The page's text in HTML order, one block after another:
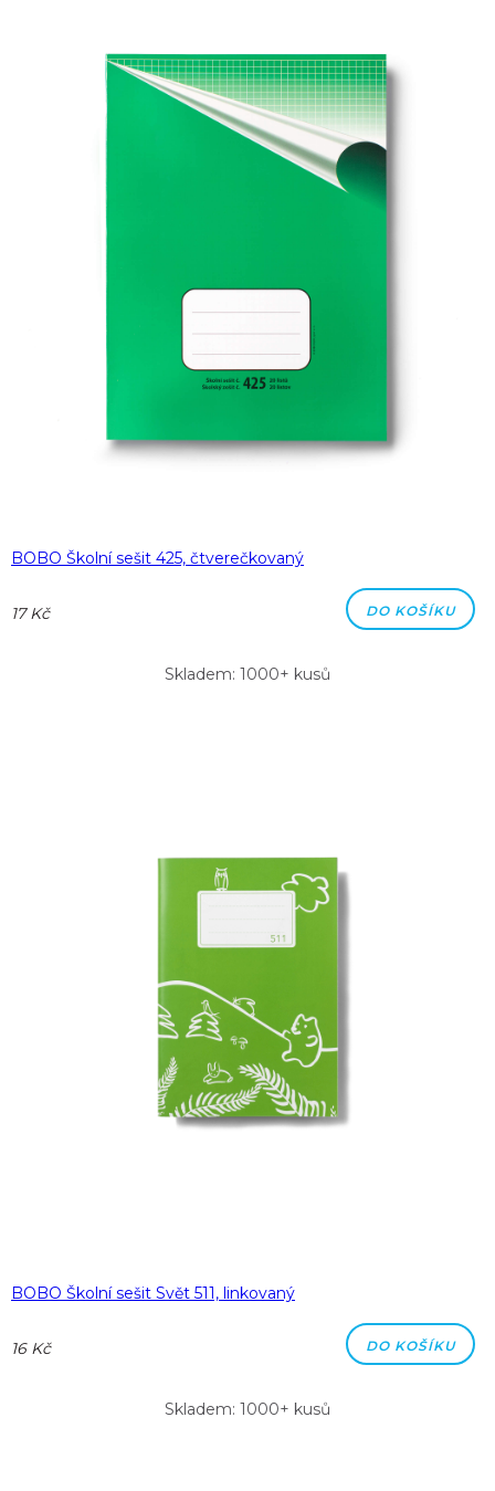
BOBO Školní sešit 425, čtverečkovaný
17 Kč DO KOŠÍKU
Skladem: 1000+ kusů
BOBO Školní sešit Svět 511, linkovaný
16 Kč DO KOŠÍKU
Skladem: 1000+ kusů